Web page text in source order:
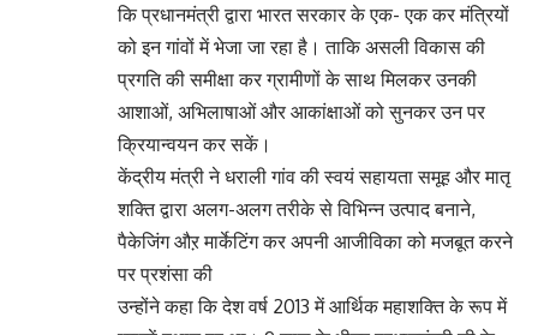
कि प्रधानमंत्री द्वारा भारत सरकार के एक- एक कर मंत्रियों
को इन गांवों में भेजा जा रहा है। ताकि असली विकास की
प्रगति की समीक्षा कर ग्रामीणों के साथ मिलकर उनकी
आशाओं, अभिलाषाओं और आकांक्षाओं को सुनकर उन पर
क्रियान्वयन कर सकें।
केंद्रीय मंत्री ने धराली गांव की स्वयं सहायता समूह और मातृ
शक्ति द्वारा अलग-अलग तरीके से विभिन्न उत्पाद बनाने,
पैकेजिंग औऱ मार्केटिंग कर अपनी आजीविका को मजबूत करने
पर प्रशंसा की
उन्होंने कहा कि देश वर्ष 2013 में आर्थिक महाशक्ति के रूप में